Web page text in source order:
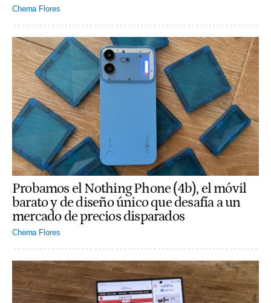
Chema Flores
Probamos el Nothing Phone (4b), el móvil
barato y de diseño único que desafía a un
mercado de precios disparados
Chema Flores